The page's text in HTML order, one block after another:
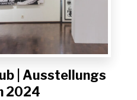
| Ausstellungs
2024